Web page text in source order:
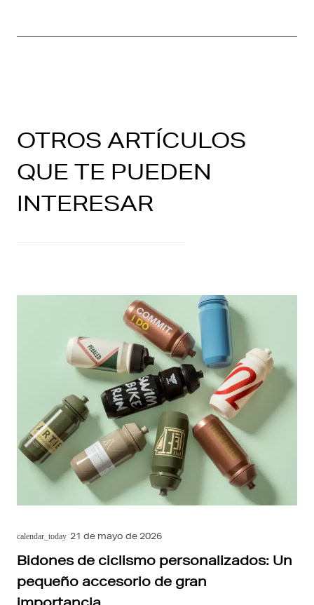
OTROS ARTÍCULOS
QUE TE PUEDEN
INTERESAR
calendar_today 21 de mayo de 2026
Bidones de ciclismo personalizados: Un
pequeño accesorio de gran